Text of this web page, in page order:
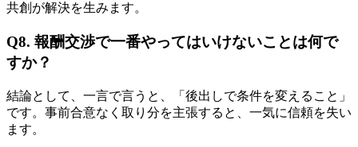
共創が解決を生みます。
Q8. 報酬交渉で一番やってはいけないことは何で
すか？
結論として、一言で言うと、「後出しで条件を変えること」
です。事前合意なく取り分を主張すると、一気に信頼を失い
ます。